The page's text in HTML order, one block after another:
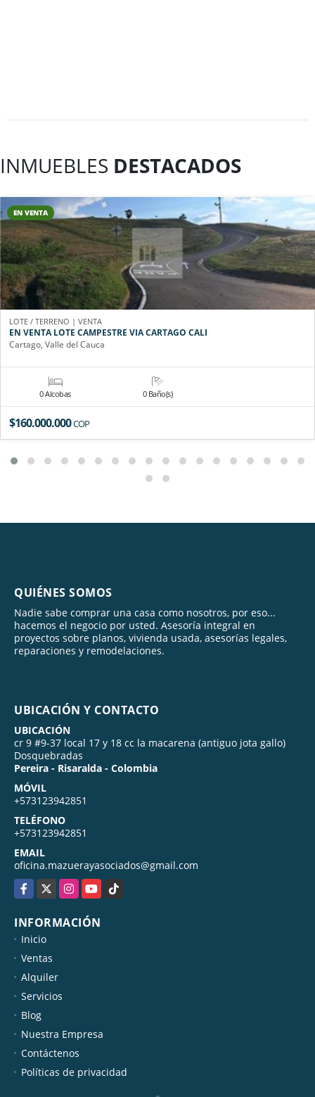
INMUEBLES DESTACADOS
EN VENTA
LOTE / TERRENO | VENTA
EN VENTA LOTE CAMPESTRE VIA CARTAGO CALI
Cartago, Valle del Cauca
0 Alcobas 0 Baño(s)
$160.000.000COP
QUIÉNES SOMOS
Nadie sabe comprar una casa como nosotros, por eso...
hacemos el negocio por usted. Asesoría integral en
proyectos sobre planos, vivienda usada, asesorías legales,
reparaciones y remodelaciones.
UBICACIÓN Y CONTACTO
UBICACIÓN
cr 9 #9-37 local 17 y 18 cc la macarena (antiguo jota gallo)
Dosquebradas
Pereira - Risaralda - Colombia
MÓVIL
+573123942851
TELÉFONO
+573123942851
EMAIL
oficina.mazuerayasociados@gmail.com
Facebook
X InstagramYouTubeTikTok
INFORMACIÓN
Inicio
Ventas
Alquiler
Servicios
Blog
Nuestra Empresa
Contáctenos
Políticas de privacidad